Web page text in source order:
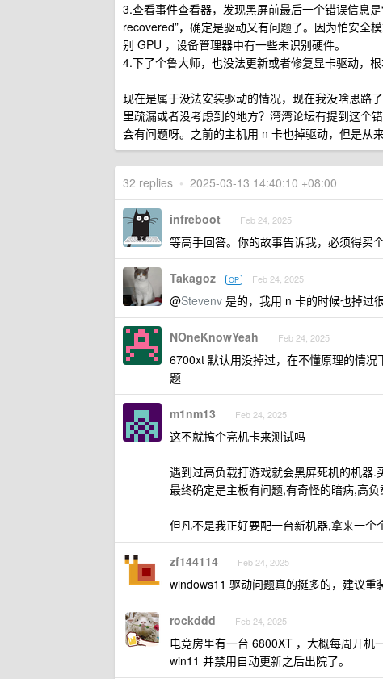
3.查看事件查看器，发现黑屏前最后一个错误信息
recovered”，确定是驱动又有问题了。因为怕安全
别 GPU ，设备管理器中有一些未识别硬件。
4.下了个鲁大师，也没法更新或者修复显卡驱动，根
现在是属于没法安装驱动的情况，现在我没啥思路
里疏漏或者没考虑到的地方？湾湾论坛有提到这个
会有问题呀。之前的主机用 n 卡也掉驱动，但是从
32 replies • 2025-03-13 14:40:10 +08:00
infreboot Feb 24, 2025
等高手回答。你的故事告诉我，必须得买
Takagoz OP Feb 24, 2025
@Stevenv 是的，我用 n 卡的时候也掉过
NOneKnowYeah Feb 24, 2025
6700xt 默认用没掉过，在不懂原理的情
题
m1nm13 Feb 24, 2025
这不就搞个亮机卡来测试吗
遇到过高负载打游戏就会黑屏死机的机器.
最终确定是主板有问题,有奇怪的暗病,高
但凡不是我正好要配一台新机器,拿来一个
zf144114 Feb 24, 2025
windows11 驱动问题真的挺多的，建议重
rockddd Feb 24, 2025
电竞房里有一台 6800XT ，大概每周开机
win11 并禁用自动更新之后出院了。